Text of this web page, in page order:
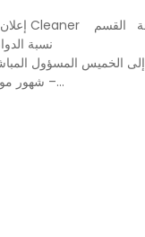
months 12 شهور موقع العمل الطبقة –...